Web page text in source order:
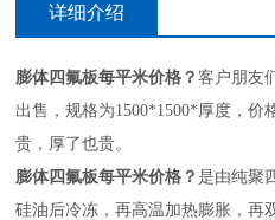
详细介绍
膨体四氟板每平米价格？客户朋友
出售，规格为1500*1500*厚度，价
贵，厚了也贵。
膨体四氟板每平米价格？是由纯聚
硅油后冷冻，再高温加热膨胀，再